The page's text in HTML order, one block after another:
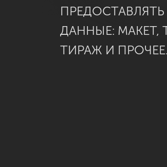
ДАННЫЕ: МАКЕТ,
ТИРАЖ И ПРОЧЕЕ.